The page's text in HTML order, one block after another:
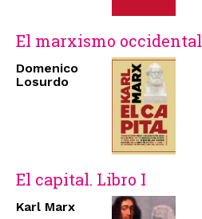
El marxismo occidental
Domenico
Losurdo
El capital. Libro I
Karl Marx